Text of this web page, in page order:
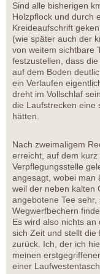
Sind alle bisherigen
Holzpflock und durch
Kreideaufschrift
(wie später auch der
von weitem sichtbare
festzustellen, dass
auf dem Boden
ein Verlaufen
dreht im Vollschlaf
die Laufstrecken eine
hätten.
Nach zweimaligem
erreicht, auf dem
Verpflegungsstelle
angesagt, wobei man
weil der neben kalten
angebotene Tee
Wegwerfbechern
Es wird also nichts
sich Zeit und stellt die
zurück. Ich, der ich
meinen
einer